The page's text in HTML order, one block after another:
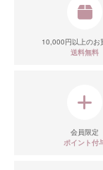
10,000円以上のお
送料無料
会員限定
ポイント付